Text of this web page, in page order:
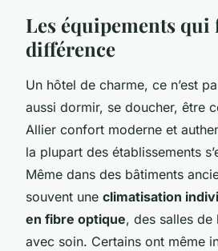
Les équipements qui
différence
Un hôtel de charme, ce n’est
aussi dormir, se doucher, être
Allier confort moderne et
la plupart des établissements
Même dans des bâtiments
souvent une climatisation
en fibre optique, des salles de
avec soin. Certains ont même